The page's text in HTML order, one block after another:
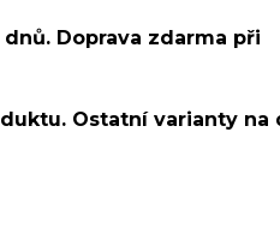
Doprava zdarma při
Ostatní varianty na